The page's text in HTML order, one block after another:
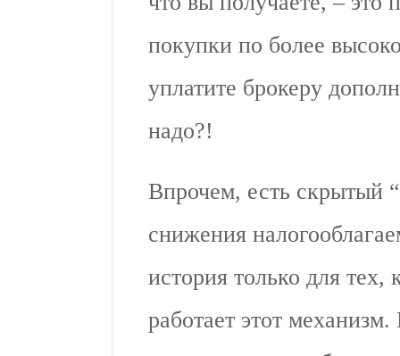
покупки по более
уплатите брокеру
надо?!
Впрочем, есть скрытый
снижения
история только для тех,
работает этот